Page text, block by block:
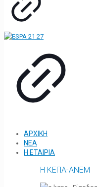
ΑΡΧΙΚΗ
ΝΕΑ
Η ΕΤΑΙΡΙΑ
Η ΚΕΠΑ-ΑΝΕΜ